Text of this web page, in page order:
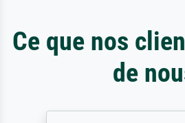
Ce que nos
de